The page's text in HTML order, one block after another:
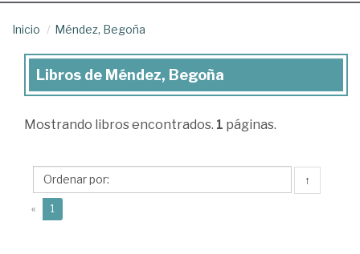
Inicio Méndez, Begoña
Libros
Méndez,
Libros de Méndez, Begoña
Mostrando libros encontrados. 1 páginas.
↑
« 1